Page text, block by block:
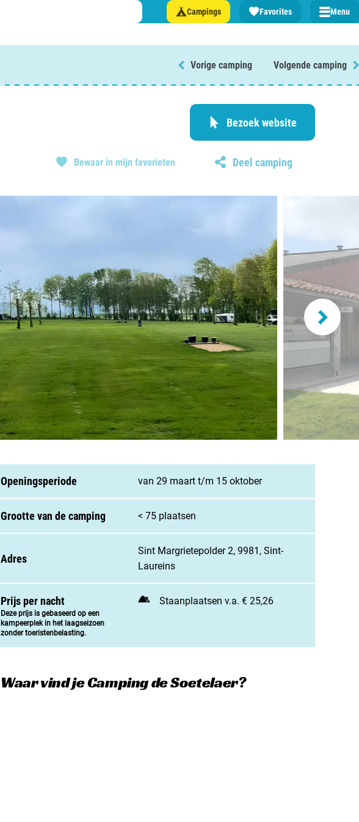
Campings Favorites Menu
Luxemburg
Frankrijk
informatie over …
Nederland
België
Luxemburg
Frankrijk
Zwitserland
Nieuws / blog
Meld mijn camping aan
Contact opnemen
Vorige camping Volgende camping
Bezoek website
Bewaar in mijn favorieten Deel camping
Openingsperiode van 29 maart t/m 15 oktober
Grootte van de camping < 75 plaatsen
Adres
Sint Margrietepolder 2, 9981, Sint-
Laureins
Prijs per nacht
Deze prijs is gebaseerd op een
kampeerplek in het laagseizoen
zonder toeristenbelasting.
Staanplaatsen v.a. € 25,26
Waar vind je Camping de Soetelaer?